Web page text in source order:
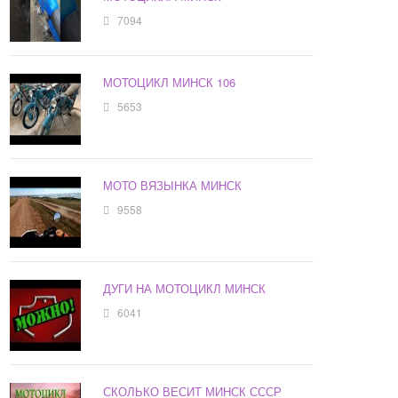
7094
МОТОЦИКЛ МИНСК 106
5653
МОТО ВЯЗЫНКА МИНСК
9558
ДУГИ НА МОТОЦИКЛ МИНСК
6041
СКОЛЬКО ВЕСИТ МИНСК СССР